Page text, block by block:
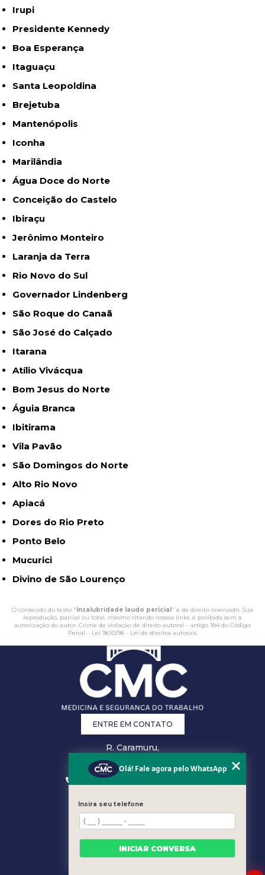
Irupi
Presidente Kennedy
Boa Esperança
Itaguaçu
Santa Leopoldina
Brejetuba
Mantenópolis
Iconha
Marilândia
Água Doce do Norte
Conceição do Castelo
Ibiraçu
Jerônimo Monteiro
Laranja da Terra
Rio Novo do Sul
Governador Lindenberg
São Roque do Canaã
São José do Calçado
Itarana
Atílio Vivácqua
Bom Jesus do Norte
Águia Branca
Ibitirama
Vila Pavão
São Domingos do Norte
Alto Rio Novo
Apiacá
Dores do Rio Preto
Ponto Belo
Mucurici
Divino de São Lourenço
O conteúdo do texto " Insalubridade laudo pericial " é de direito reservado. Sua
reprodução, parcial ou total, mesmo citando nossos links, é proibida sem a
autorização do autor. Crime de violação de direito autoral – artigo 184 do Código
Penal – Lei 9610/98 - Lei de direitos autorais.
ENTRE EM CONTATO
R. Caramuru,
Vitória - ES
(27) 3223-0868
HOME
EMPRESA
ÁREA DO CLIENTE
Olá! Fale agora pelo WhatsApp
Insira seu telefone
INICIAR CONVERSA